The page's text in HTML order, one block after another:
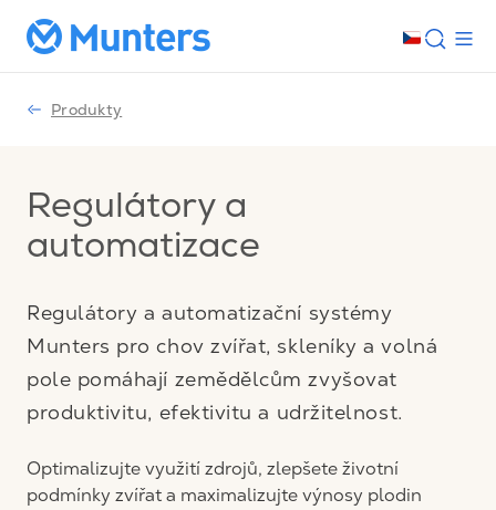
Produkty
Regulátory a
automatizace
Regulátory a automatizační systémy
Munters pro chov zvířat, skleníky a volná
pole pomáhají zemědělcům zvyšovat
produktivitu, efektivitu a udržitelnost.
Optimalizujte využití zdrojů, zlepšete životní
podmínky zvířat a maximalizujte výnosy plodin